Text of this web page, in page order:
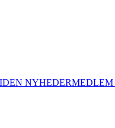
NYHEDERMEDLEM